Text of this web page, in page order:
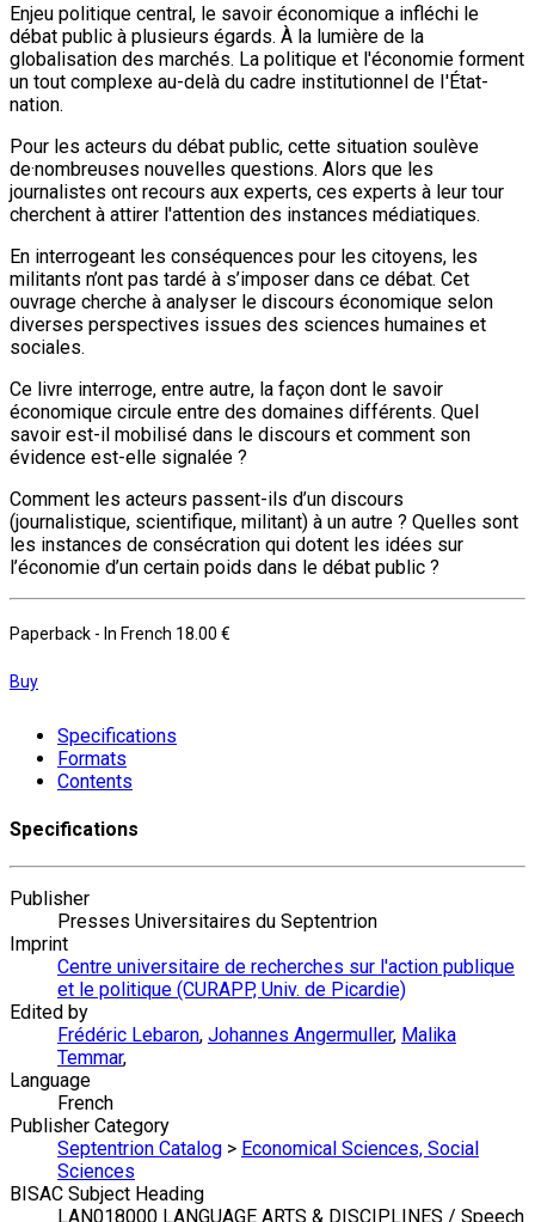
Enjeu politique central, le savoir économique a infléchi le
débat public à plusieurs égards. À la lumière de la
globalisation des marchés. La politique et l'économie forment
un tout complexe au-delà du cadre institutionnel de I'État-
nation.
Pour les acteurs du débat public, cette situation soulève
de·nombreuses nouvelles questions. Alors que les
journalistes ont recours aux experts, ces experts à leur tour
cherchent à attirer l'attention des instances médiatiques.
En interrogeant les conséquences pour les citoyens, les
militants n’ont pas tardé à s’imposer dans ce débat. Cet
ouvrage cherche à analyser le discours économique selon
diverses perspectives issues des sciences humaines et
sociales.
Ce livre interroge, entre autre, la façon dont le savoir
économique circule entre des domaines différents. Quel
savoir est-il mobilisé dans le discours et comment son
évidence est-elle signalée ?
Comment les acteurs passent-ils d’un discours
(journalistique, scientifique, militant) à un autre ? Quelles sont
les instances de consécration qui dotent les idées sur
l’économie d’un certain poids dans le débat public ?
Paperback - In French 18.00 €
Buy
Specifications
Formats
Contents
Specifications
Publisher
Presses Universitaires du Septentrion
Imprint
Centre universitaire de recherches sur l'action publique
et le politique (CURAPP, Univ. de Picardie)
Edited by
Frédéric Lebaron, Johannes Angermuller, Malika
Temmar,
Language
French
Publisher Category
Septentrion Catalog > Economical Sciences, Social
Sciences
BISAC Subject Heading
LAN018000 LANGUAGE ARTS & DISCIPLINES / Speech